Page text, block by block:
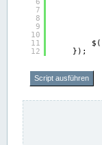
7
8
9
10
11
12
$(
});
Script ausführen